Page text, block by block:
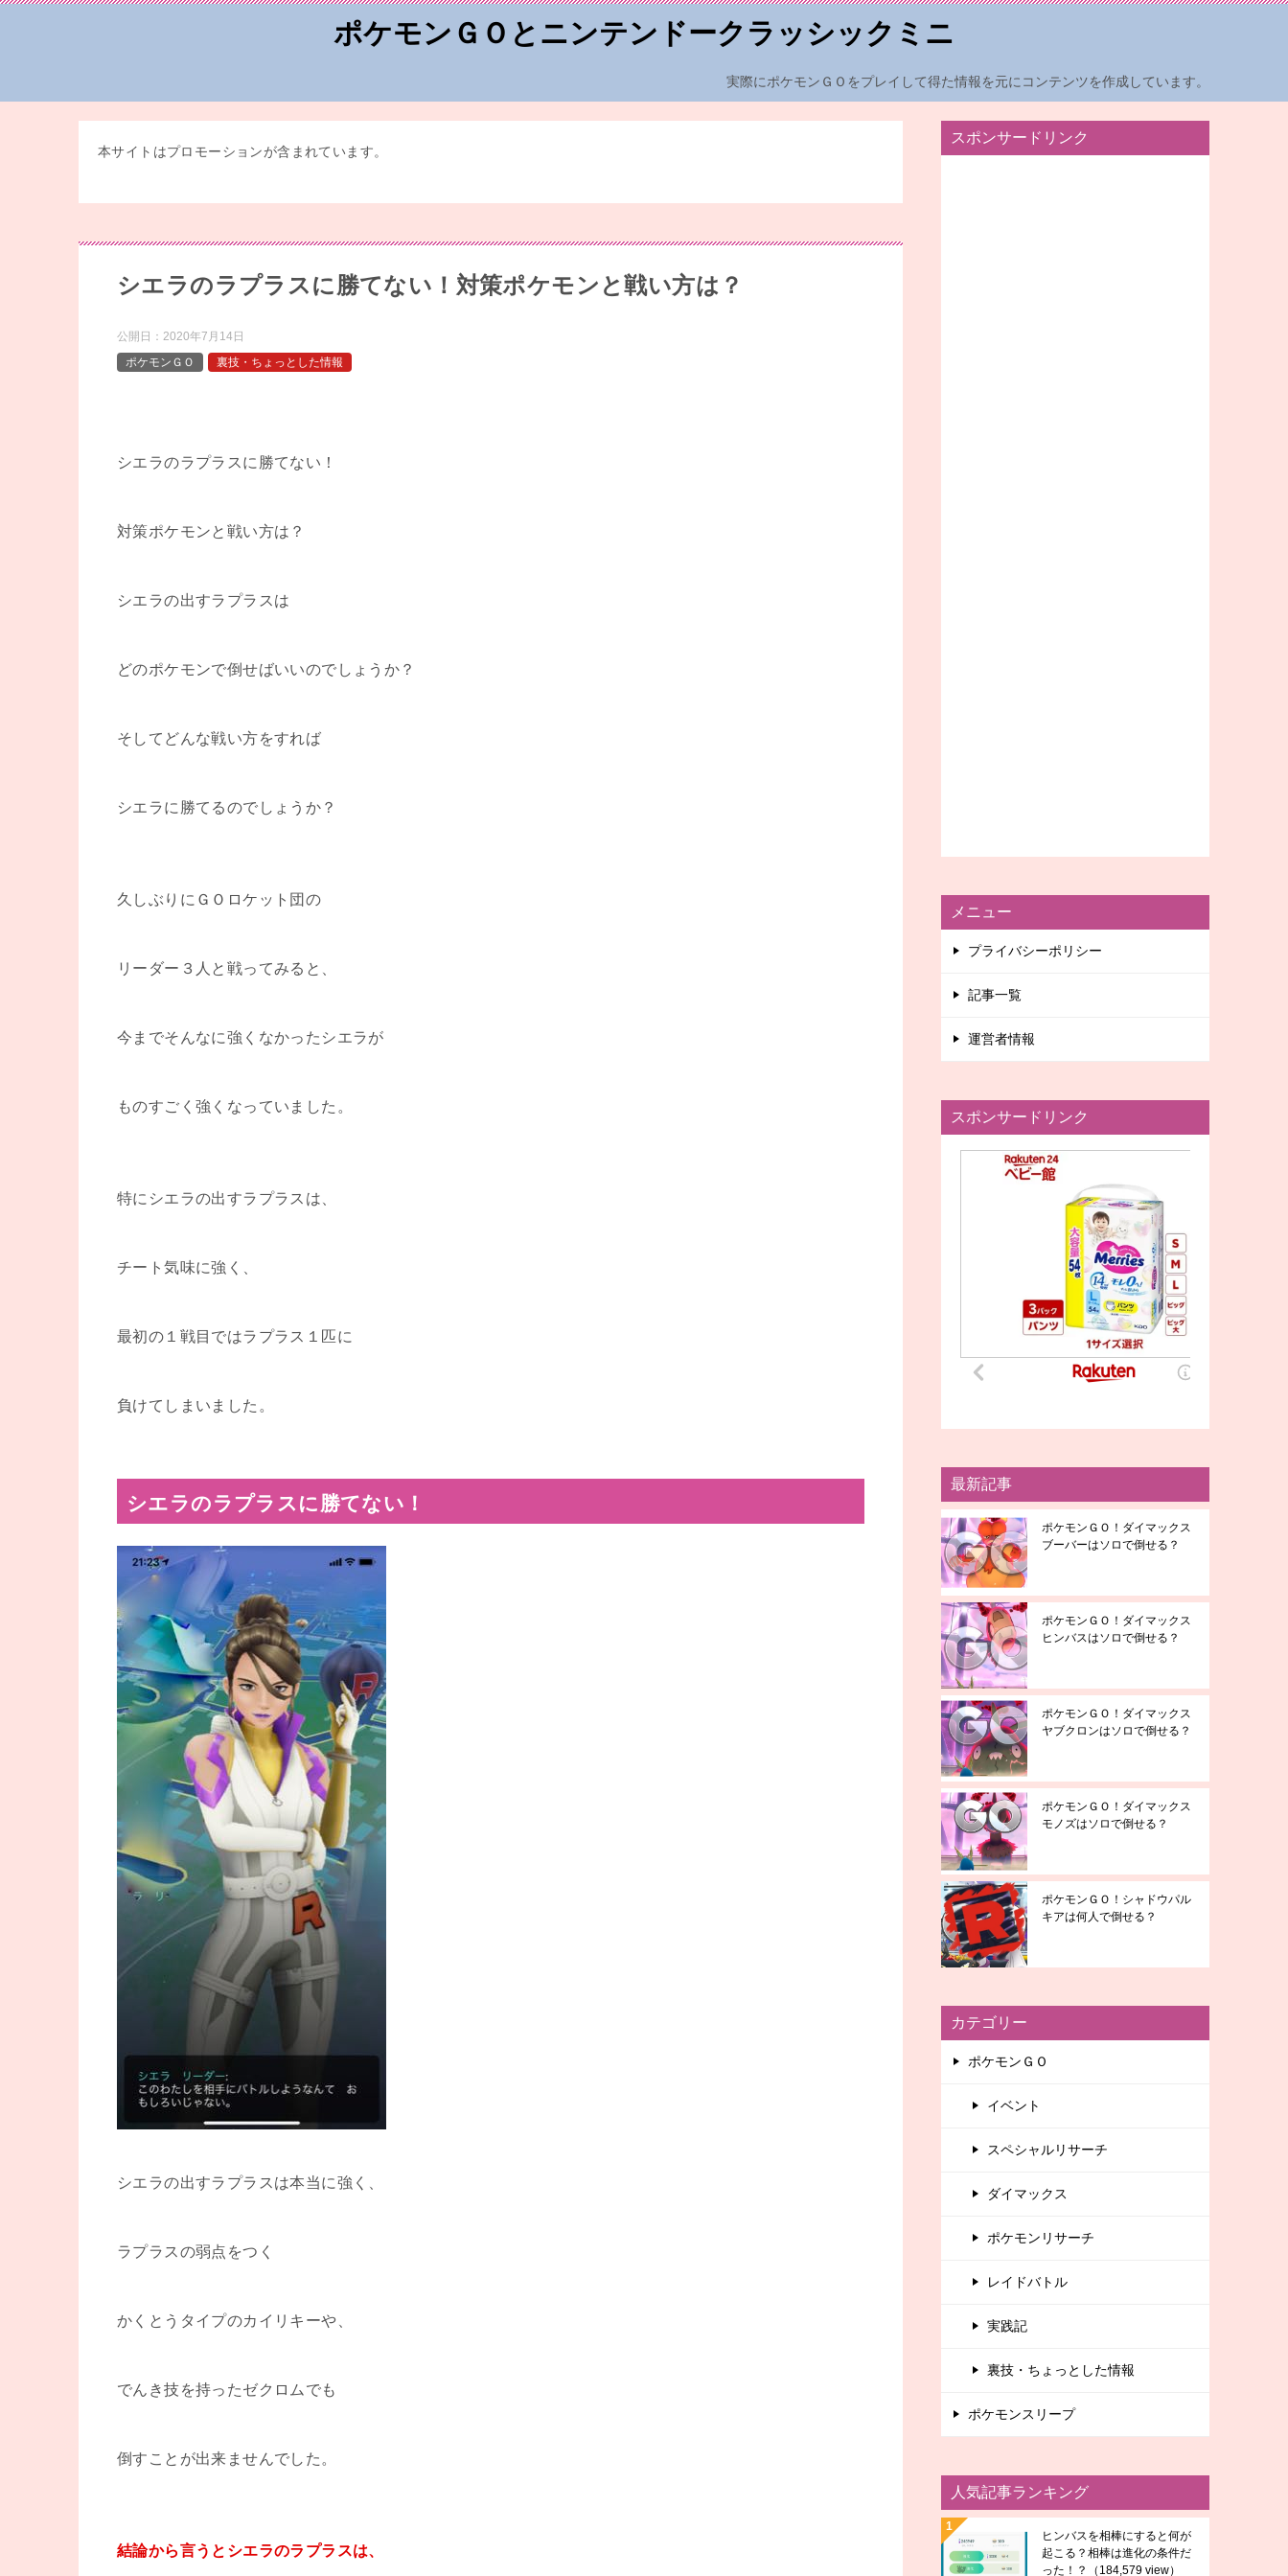
ポケモンＧＯとニンテンドークラッシックミニ
実際にポケモンＧＯをプレイして得た情報を元にコンテンツを作成しています。
本サイトはプロモーションが含まれています。
シエラのラプラスに勝てない！対策ポケモンと戦い方は？
公開日： 2020年7月14日
ポケモンＧＯ
裏技・ちょっとした情報
シエラのラプラスに勝てない！
対策ポケモンと戦い方は？
シエラの出すラプラスは
どのポケモンで倒せばいいのでしょうか？
そしてどんな戦い方をすれば
シエラに勝てるのでしょうか？
久しぶりにＧＯロケット団の
リーダー３人と戦ってみると、
今までそんなに強くなかったシエラが
ものすごく強くなっていました。
特にシエラの出すラプラスは、
チート気味に強く、
最初の１戦目ではラプラス１匹に
負けてしまいました。
シエラのラプラスに勝てない！
シエラの出すラプラスは本当に強く、
ラプラスの弱点をつく
かくとうタイプのカイリキーや、
でんき技を持ったゼクロムでも
倒すことが出来ませんでした。
結論から言うとシエラのラプラスは、
スポンサードリンク
メニュー
プライバシーポリシー
記事一覧
運営者情報
スポンサードリンク
最新記事
ポケモンＧＯ！ダイマックス
ブーバーはソロで倒せる？
ポケモンＧＯ！ダイマックス
ヒンバスはソロで倒せる？
ポケモンＧＯ！ダイマックス
ヤブクロンはソロで倒せる？
ポケモンＧＯ！ダイマックス
モノズはソロで倒せる？
ポケモンＧＯ！シャドウパル
キアは何人で倒せる？
カテゴリー
ポケモンＧＯ
イベント
スペシャルリサーチ
ダイマックス
ポケモンリサーチ
レイドバトル
実践記
裏技・ちょっとした情報
ポケモンスリープ
人気記事ランキング
ヒンバスを相棒にすると何が
起こる？相棒は進化の条件だ
った！？
（184,579 view）